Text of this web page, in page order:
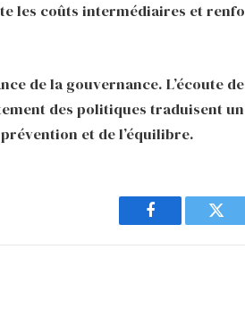
les coûts intermédiaires et
de la gouvernance. L’écoute
des politiques traduisent
et de l’équilibre.
Facebook